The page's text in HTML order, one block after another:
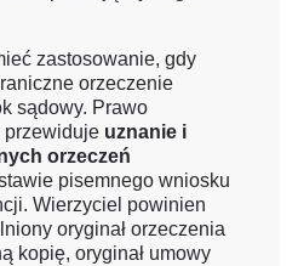
zastosowanie, gdy
orzeczenie
sądowy. Prawo
przewiduje uznanie i
orzeczeń
pisemnego wniosku
Wierzyciel powinien
oryginał orzeczenia
kopię, oryginał umowy